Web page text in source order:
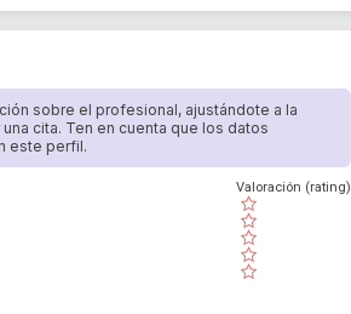
sobre el profesional, ajustándote a la
cita. Ten en cuenta que los datos
este perfil.
( )
( )
( )
( )
( )
Valoración (rating)